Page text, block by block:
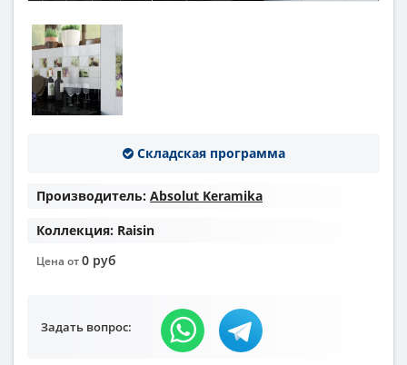
нам в WhatsApp
предоставим вам необходимую информацию.
Складская программа
Производитель: Absolut Keramika
Коллекция: Raisin
Цена от0 руб
Задать вопрос: